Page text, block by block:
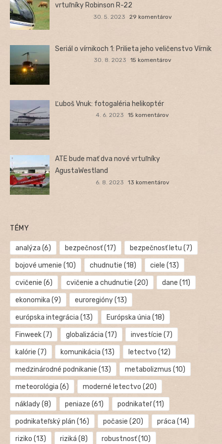
vrtuľníky Robinson R-22
30. 5. 2023 29 komentárov
Seriál o vírnikoch 1: Prilieta jeho veličenstvo Vírnik
30. 8. 2023 15 komentárov
Ľuboš Vnuk: fotogaléria helikoptér
4. 6. 2023 15 komentárov
ATE bude mať dva nové vrtuľníky
AgustaWestland
6. 8. 2023 13 komentárov
TÉMY
analýza (6) bezpečnosť(17) bezpečnosť letu (7)
bojové umenie (10) chudnutie (18) ciele (13)
cvičenie (6) cvičenie a chudnutie (20) dane (11)
ekonomika (9) euroregióny(13)
európska integrácia (13) Európska únia (18)
Finweek(7) globalizácia (17) investície (7)
kalórie (7) komunikácia (13) letectvo (12)
medzinárodné podnikanie (13) metabolizmus (10)
meteorológia (6) moderné letectvo (20)
náklady(8) peniaze (61) podnikateľ(11)
podnikateľský plán (16) počasie (20) práca (14)
riziko (13) riziká (8) robustnosť(10)